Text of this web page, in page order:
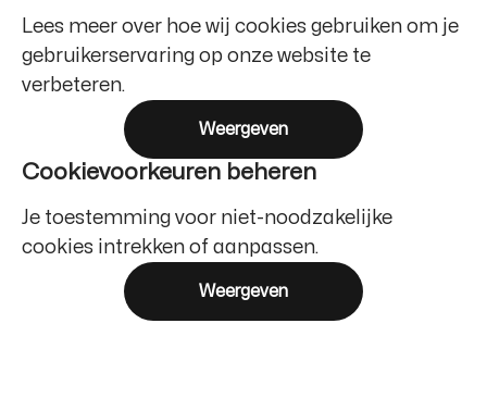
Lees meer over hoe wij cookies gebruiken om je
gebruikerservaring op onze website te
verbeteren.
Weergeven
Cookievoorkeuren beheren
Je toestemming voor niet-noodzakelijke
cookies intrekken of aanpassen.
Weergeven